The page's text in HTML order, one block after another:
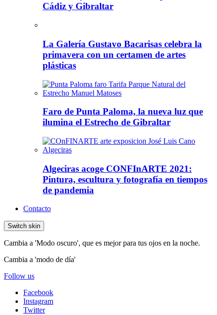
Cádiz y Gibraltar
La Galería Gustavo Bacarisas celebra la
primavera con un certamen de artes
plásticas
Faro de Punta Paloma, la nueva luz que
ilumina el Estrecho de Gibraltar
Algeciras acoge CONFInARTE 2021:
Pintura, escultura y fotografía en tiempos
de pandemia
Contacto
Switch skin
Cambia a 'Modo oscuro', que es mejor para tus ojos en la noche.
Cambia a 'modo de día'
Follow us
Facebook
Instagram
Twitter